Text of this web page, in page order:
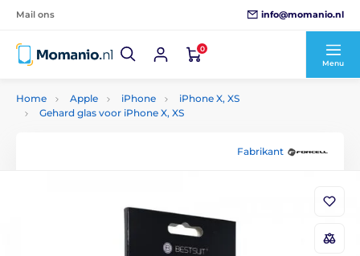
Mail ons info@momanio.nl
0
Menu
Home Apple iPhone
iPhone X, XS
Gehard glas voor iPhone X, XS
Fabrikant